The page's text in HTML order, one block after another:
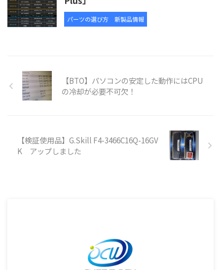
パーツの選び方 新製品情報
【BTO】パソコンの安定した動作にはCPU
の冷却が必要不可欠！
【検証使用品】G.Skill F4-3466C16Q-16GV
K アップしました